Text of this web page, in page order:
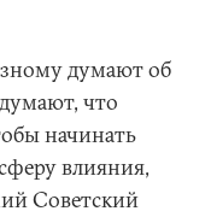
думают об
что
начинать
влияния,
Советский